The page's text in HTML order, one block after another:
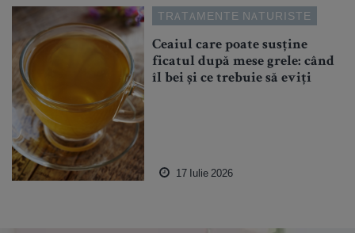
TRATAMENTE NATURISTE
Ceaiul care poate susține
ficatul după mese grele: când
îl bei și ce trebuie să eviți
17 Iulie 2026